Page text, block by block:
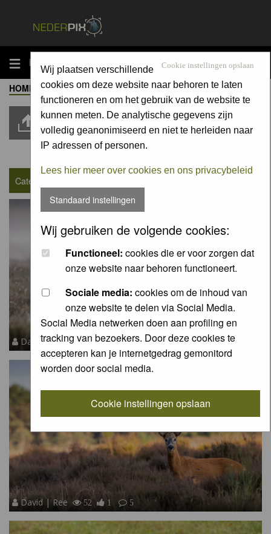
MENU Cookie instellingen opslaan
Wij plaatsen verschillende
cookies om deze website naar behoren te laten
functioneren en om het gebruik van de website te
kunnen meten. De analytische gegevens zijn
volledig geanonimiseerd en niet te herleiden naar
IP adressen of personen.
Lees hier meer over cookies en ons privacybeleid
Standaard instellingen
Wij gebruiken de volgende cookies:
Functioneel: cookies die er voor zorgen dat
onze website naar behoren functioneert.
Sociale media: cookies om de inhoud van
onze website te delen via Social Media.
Social Media netwerken doen aan profiling en
tracking van bezoekers. Door deze cookies te
accepteren kan je internetgedrag gemonitord
worden door social media.
Cookie instellingen opslaan
HOME -ALBUM-ZOOGDIEREN / MAMMALS
Moderators:Moderators
Upload Pic
Category : Zoogdieren / Mammals
David | Ree 90 6 6
David | Ree 52 1 5